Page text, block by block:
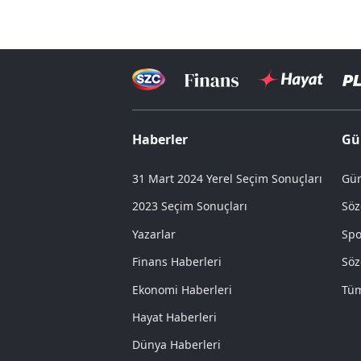
Haberler
31 Mart 2024 Yerel Seçim Sonuçları
2023 Seçim Sonuçları
Yazarlar
Finans Haberleri
Ekonomi Haberleri
Hayat Haberleri
Dünya Haberleri